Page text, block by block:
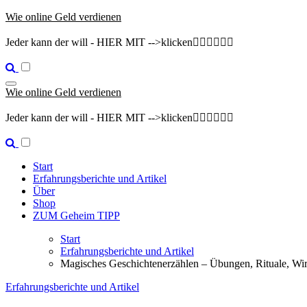
Zum
springen
Wie online Geld verdienen
Jeder kann der will - HIER MIT -->klicken👇🏽👇🏽👇🏽
Wie online Geld verdienen
Jeder kann der will - HIER MIT -->klicken👇🏽👇🏽👇🏽
Start
Erfahrungsberichte und Artikel
Über
Shop
ZUM Geheim TIPP
Start
Erfahrungsberichte und Artikel
Magisches Geschichtenerzählen – Übungen, Rituale,
Erfahrungsberichte und Artikel